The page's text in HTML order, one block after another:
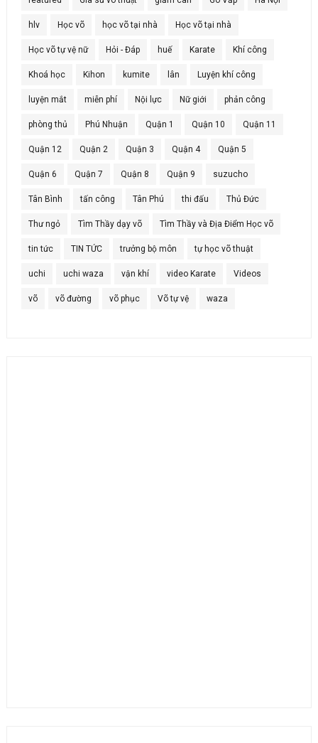
hlv Học võ học võ tại nhà Học võ tại nhà
Học võ tự vệ nữ Hỏi - Đáp huế Karate Khí công
Khoá học Kihon kumite lân Luyện khí công
luyện mắt miễn phí Nội lực Nữ giới phản công
phòng thủ Phú Nhuận Quận 1 Quận 10 Quận 11
Quận 12 Quận 2 Quận 3 Quận 4 Quận 5
Quận 6 Quận 7 Quận 8 Quận 9 suzucho
Tân Bình tấn công Tân Phú thi đấu Thủ Đức
Thư ngỏ Tìm Thầy dạy võ Tìm Thầy và Địa Điểm Học võ
tin tức TIN TỨC trưởng bộ môn tự học võ thuật
uchi uchi waza vận khí video Karate Videos
võ võ đường võ phục Võ tự vệ waza